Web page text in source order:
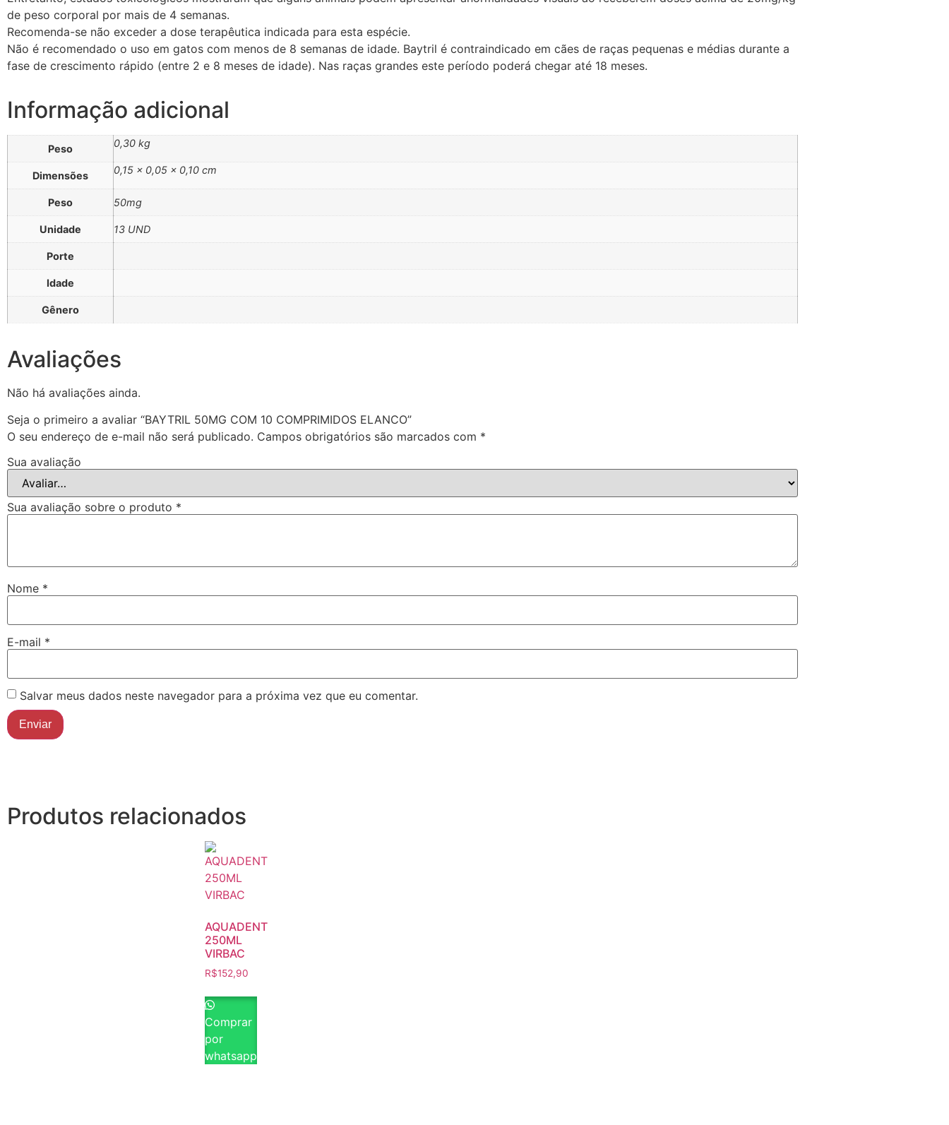
de peso corporal por mais de 4 semanas.
Recomenda-se não exceder a dose terapêutica indicada para esta espécie.
Não é recomendado o uso em gatos com menos de 8 semanas de idade. Baytril é contraindicado em cães de raças pequenas e médias durante a
fase de crescimento rápido (entre 2 e 8 meses de idade). Nas raças grandes este período poderá chegar até 18 meses.
Informação adicional
Peso 0,30 kg
Dimensões 0,15 × 0,05 × 0,10 cm
Peso 50mg
Unidade 13 UND
Porte
Idade
Gênero
Avaliações
Não há avaliações ainda.
Seja o primeiro a avaliar “BAYTRIL 50MG COM 10 COMPRIMIDOS ELANCO”
O seu endereço de e-mail não será publicado. Campos obrigatórios são marcados com *
Sua avaliação
Sua avaliação sobre o produto *
Nome *
E-mail *
Salvar meus dados neste navegador para a próxima vez que eu comentar.
Produtos relacionados
AQUADENT
250ML
VIRBAC
R$152,90
Comprar
por
whatsapp